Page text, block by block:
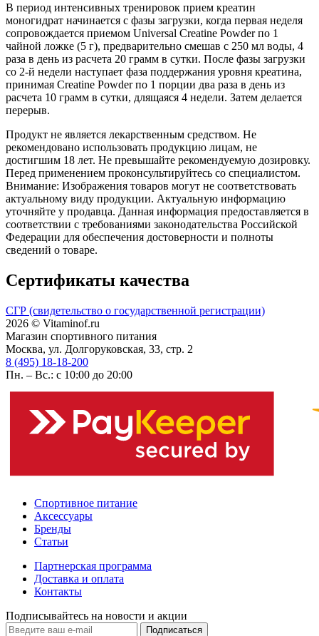
В период интенсивных тренировок прием креатин
моногидрат начинается с фазы загрузки, когда первая неделя
сопровождается приемом Universal Creatine Powder по 1
чайной ложке (5 г), предварительно смешав с 250 мл воды, 4
раза в день из расчета 20 грамм в сутки. После фазы загрузки
со 2-й недели наступает фаза поддержания уровня креатина,
принимая Creatine Powder по 1 порции два раза в день из
расчета 10 грамм в сутки, длящаяся 4 недели. Затем делается
перерыв.
Продукт не является лекарственным средством. Не
рекомендовано использовать продукцию лицам, не
достигшим 18 лет. Не превышайте рекомендуемую дозировку.
Перед применением проконсультируйтесь со специалистом.
Внимание: Изображения товаров могут не соответствовать
актуальному виду продукции. Актуальную информацию
уточняйте у продавца. Данная информация предоставляется в
соответствии с требованиями законодательства Российской
Федерации для обеспечения достоверности и полноты
сведений о товаре.
Сертификаты качества
СГР (свидетельство о государственной регистрации)
2026 © Vitaminof.ru
Магазин спортивного питания
Москва, ул. Долгоруковская, 33, стр. 2
8 (495) 18-18-200
Пн. – Вс.: с 10:00 до 20:00
Спортивное питание
Аксессуары
Бренды
Статьи
Партнерская программа
Доставка и оплата
Контакты
Подписывайтесь на новости и акции
Подписаться